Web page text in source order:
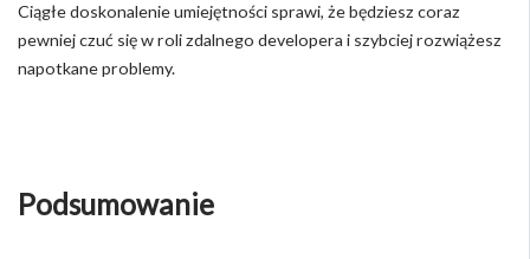
Ciągłe doskonalenie umiejętności sprawi, że będziesz coraz
pewniej czuć się w roli zdalnego developera i szybciej rozwiążesz
napotkane problemy.
Podsumowanie